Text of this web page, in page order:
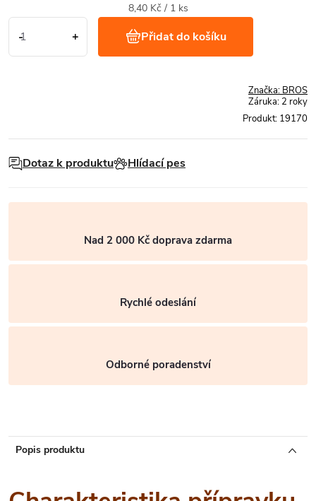
Měrná
8,40 Kč / 1 ks
Přidat do košíku
Značka: BROS
Záruka: 2 roky
Produkt: 19170
Dotaz k produktu Hlídací pes
Nad 2 000 Kč doprava zdarma
Rychlé odeslání
Odborné poradenství
Popis produktu